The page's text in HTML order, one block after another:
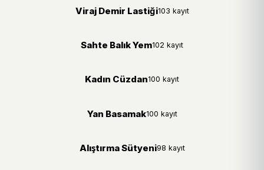
Viraj Demir Lastiği103 kayıt
Sahte Balık Yem102 kayıt
Kadın Cüzdan100 kayıt
Yan Basamak100 kayıt
Alıştırma Sütyeni98 kayıt